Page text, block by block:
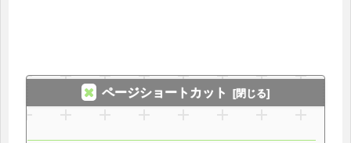
ページショートカット